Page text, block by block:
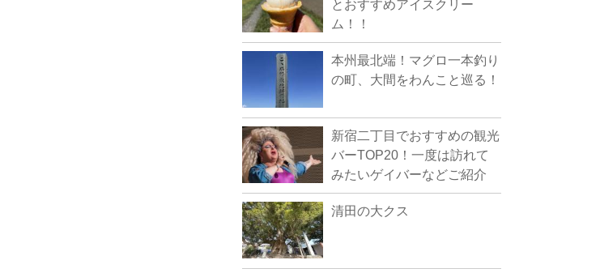
とおすすめアイスクリー
ム！！
本州最北端！マグロ一本釣り
の町、大間をわんこと巡る！
新宿二丁目でおすすめの観光
バーTOP20！一度は訪れて
みたいゲイバーなどご紹介
清田の大クス